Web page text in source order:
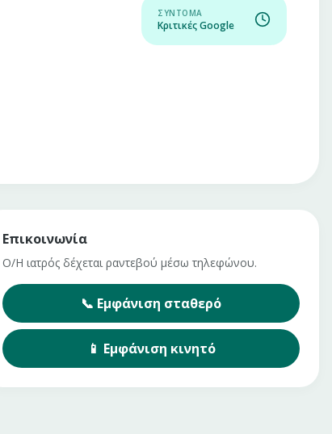
ΣΎΝΤΟΜΑ
Κριτικές Google
Επικοινωνία
Ο/Η ιατρός δέχεται ραντεβού μέσω τηλεφώνου.
📞 Εμφάνιση σταθερό
📱 Εμφάνιση κινητό